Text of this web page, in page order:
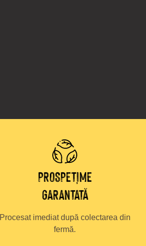
PROSPEȚIME
GARANTATĂ
Procesat imediat după colectarea din
fermă.